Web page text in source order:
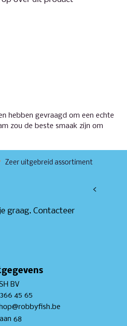
hebben gevraagd om een ​​echte
zou de beste smaak zijn om
Zeer uitgebreid assortiment
graag. Contacteer
<
BV
45 65
68